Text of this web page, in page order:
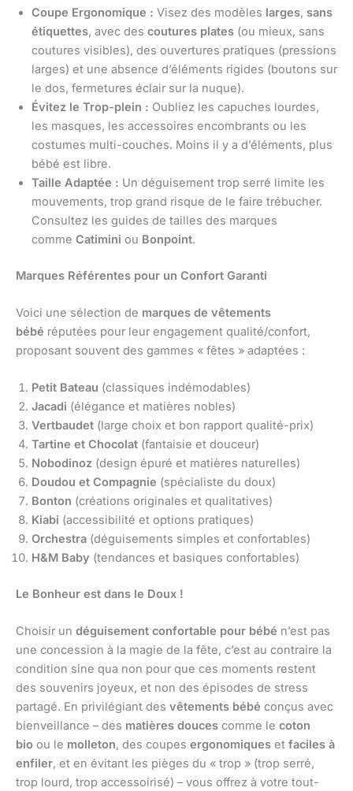
Coupe Ergonomique : Visez des modèles larges, sans
étiquettes, avec des coutures plates (ou mieux, sans
coutures visibles), des ouvertures pratiques (pressions
larges) et une absence d’éléments rigides (boutons sur
le dos, fermetures éclair sur la nuque).
Évitez le Trop-plein : Oubliez les capuches lourdes,
les masques, les accessoires encombrants ou les
costumes multi-couches. Moins il y a d’éléments, plus
bébé est libre.
Taille Adaptée : Un déguisement trop serré limite les
mouvements, trop grand risque de le faire trébucher.
Consultez les guides de tailles des marques
comme Catimini ou Bonpoint.
Marques Référentes pour un Confort Garanti
Voici une sélection de marques de vêtements
bébé réputées pour leur engagement qualité/confort,
proposant souvent des gammes « fêtes » adaptées :
Petit Bateau (classiques indémodables)
Jacadi (élégance et matières nobles)
Vertbaudet (large choix et bon rapport qualité-prix)
Tartine et Chocolat (fantaisie et douceur)
Nobodinoz (design épuré et matières naturelles)
Doudou et Compagnie (spécialiste du doux)
Bonton (créations originales et qualitatives)
Kiabi (accessibilité et options pratiques)
Orchestra (déguisements simples et confortables)
H&M Baby (tendances et basiques confortables)
Le Bonheur est dans le Doux !
Choisir un déguisement confortable pour bébé n’est pas
une concession à la magie de la fête, c’est au contraire la
condition sine qua non pour que ces moments restent
des souvenirs joyeux, et non des épisodes de stress
partagé. En privilégiant des vêtements bébé conçus avec
bienveillance – des matières douces comme le coton
bio ou le molleton, des coupes ergonomiques et faciles à
enfiler, et en évitant les pièges du « trop » (trop serré,
trop lourd, trop accessoirisé) – vous offrez à votre tout-